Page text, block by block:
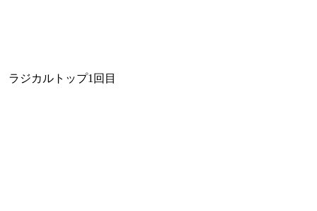
ラジカルトップ1回目